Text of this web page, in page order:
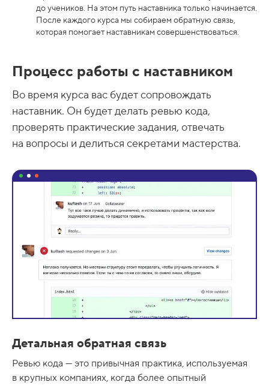
до учеников. На этом путь наставника только начинается.
После каждого курса мы собираем обратную связь,
которая помогает наставникам совершенствоваться.
Процесс работы с наставником
Во время курса вас будет сопровождать
наставник. Он будет делать ревью кода,
проверять практические задания, отвечать
на вопросы и делиться секретами мастерства.
Детальная обратная связь
Ревью кода — это привычная практика, используемая
в крупных компаниях, когда более опытный